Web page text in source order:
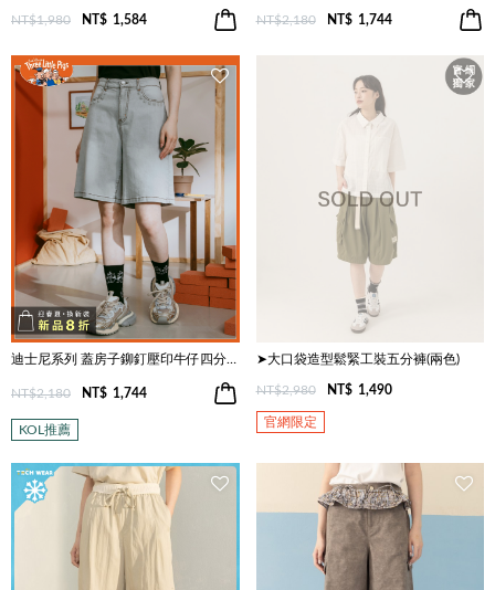
NT$1,980 NT$ 1,584 NT$2,180 NT$ 1,744
迪士尼系列 蓋房子鉚釘壓印牛仔四分褲(兩色)
NT$2,180 NT$ 1,744
KOL推薦
➤大口袋造型鬆緊工裝五分褲(兩色)
NT$2,980 NT$ 1,490
官網限定